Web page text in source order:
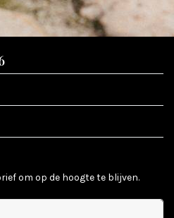
om op de hoogte te blijven.